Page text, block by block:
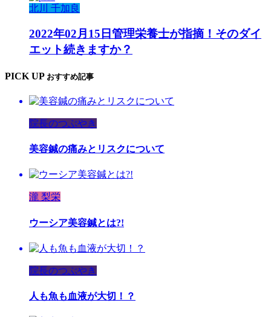
北川 千加良
2022年02月15日管理栄養士が指摘！そのダイ
エット続きますか？
PICK UP おすすめ記事
院長のつぶやき
美容鍼の痛みとリスクについて
瀧 梨栄
ウーシア美容鍼とは?!
院長のつぶやき
人も魚も血液が大切！？